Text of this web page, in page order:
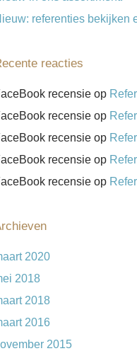
referenties bekijken
reacties
recensie op
recensie op
recensie op
recensie op
recensie op
2020
2018
2018
2016
2015